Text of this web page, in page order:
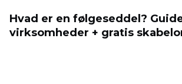
Hvad er en følgeseddel?
virksomheder + gratis